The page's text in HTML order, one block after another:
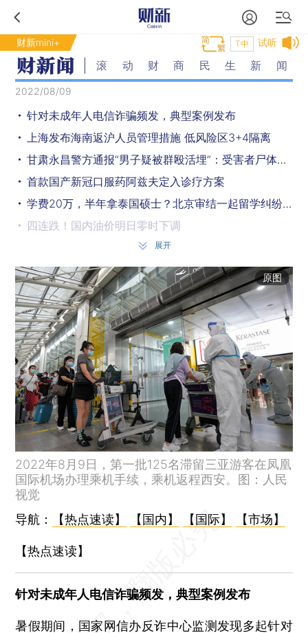
财新mini+ 试听
T中
滚动财商民生新闻
2022/08/09
针对未成年人电信诈骗频发，典型案例发布
上海发布海南返沪人员管理措施 低风险区3+4隔离
甘肃永昌警方通报“男子疑被群殴活埋”：受害者尸体已找到，8名嫌犯均未成年
首款国产新冠口服药阿兹夫定入诊疗方案
学费20万，半年拿泰国硕士？北京审结一起留学纠纷案
四连跌！国内油价明日零时下调
全年新能源汽车销量预测上调 特斯拉7月销量大幅下降
广州白云山三家制药公司虚抬药价套现 国家医保局通报
北京市消协约谈每日优鲜
机器人出租平台受热捧
河北廊坊：取消户籍、社保等限制性购房资格条件
“谢大脚”于月仙车祸肇事者被判刑1年
一乘客翻入北京地铁2号线内环轨道
305米！阿里牵头要建新加坡最高楼
网信办清理处置一批宣传炒作虚拟货币的违规信息、账号和网站
三亚今日将发3班包机，送滞留旅客分往西安、成都和上海
新疆8月8日再增无症状感染者146例 毒株与国内现有奥密克戎不同源
拉萨本轮疫情为奥密克戎BA.2.76，首例3岁来自日喀则
布达拉宫、罗布林卡、西藏博物馆暂停对外开放
英国经济可能出现2021年初防疫封锁以来首次萎缩
建业地产全数偿还一笔8月8日到期的5亿美元票据
幼儿园被曝使用生蛆淋巴肉等霉烂食物 山东招远官方回应
展开
原图
2022年8月9日，第一批125名滞留三亚游客在凤凰
国际机场办理乘机手续，乘机返程西安。图：人民
视觉
导航：
【热点速读】 【国内】 【国际】 【市场】
【热点速读】
针对未成年人电信诈骗频发，典型案例发布
暑假期间，国家网信办反诈中心监测发现多起针对